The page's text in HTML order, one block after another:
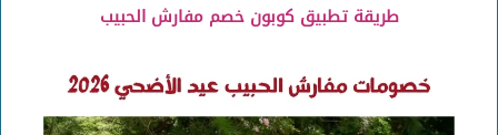
طريقة تطبيق كوبون خصم مفارش الحبيب